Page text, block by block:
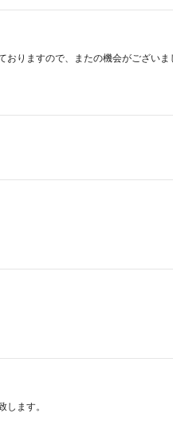
りますので、またの機会がござい
ます。